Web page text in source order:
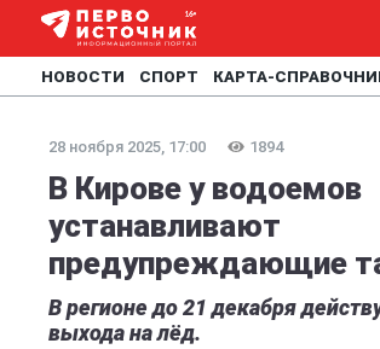
НОВОСТИ СПОРТ КАРТА-
28 ноября 2025, 17:00 1894
В Кирове у водоемов
устанавливают
предупреждающие
В регионе до 21 декабря
выхода на лёд.